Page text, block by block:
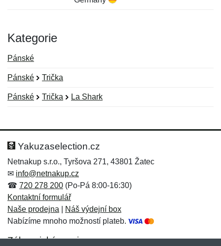
Kategorie
Pánské
Pánské Trička
Pánské Trička La Shark
Hodnocení:
Jméno: *
Jméno:
E-mail:*
Yakuzaselection.cz
Netnakup s.r.o., Tyršova 271, 43801 Žatec
✉ info@netnakup.cz
☎ 720 278 200 (Po-Pá 8:00-16:30)
Kontaktní formulář
Naše prodejna
Náš výdejní box
Nabízíme mnoho možností plateb.
Zákaznický servis